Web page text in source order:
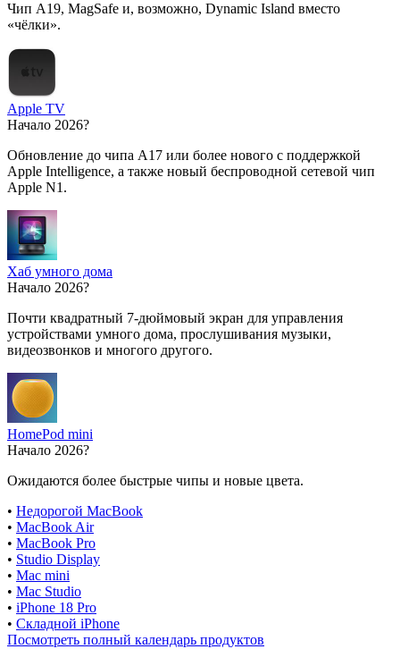
Чип A19, MagSafe и, возможно, Dynamic Island вместо
«чёлки».
Apple TV
Начало 2026?
Обновление до чипа A17 или более нового с поддержкой
Apple Intelligence, а также новый беспроводной сетевой чип
Apple N1.
Хаб умного дома
Начало 2026?
Почти квадратный 7-дюймовый экран для управления
устройствами умного дома, прослушивания музыки,
видеозвонков и многого другого.
HomePod mini
Начало 2026?
Ожидаются более быстрые чипы и новые цвета.
• Недорогой MacBook
• MacBook Air
• MacBook Pro
• Studio Display
• Mac mini
• Mac Studio
• iPhone 18 Pro
• Складной iPhone
Посмотреть полный календарь продуктов